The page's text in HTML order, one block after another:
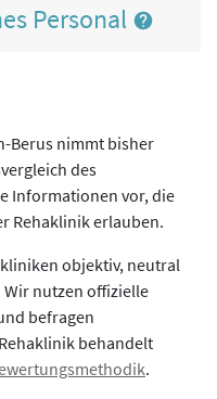
Personal
Berus nimmt bisher
des
Informationen vor, die
Rehaklinik erlauben.
objektiv, neutral
Wir nutzen offizielle
befragen
behandelt
.